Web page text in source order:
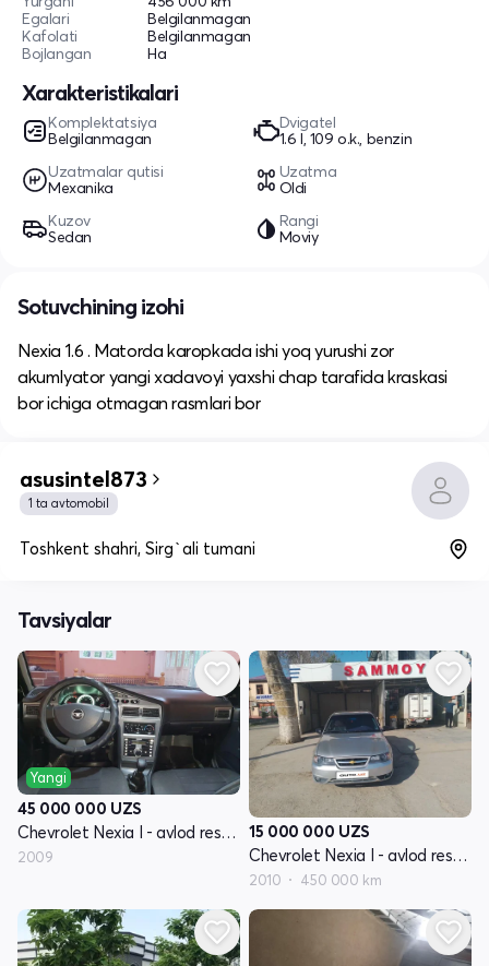
Egalari
Belgilanmagan
Kafolati
Belgilanmagan
Bojlangan
Ha
Xarakteristikalari
Komplektatsiya
Belgilanmagan
Dvigatel
1.6 l, 109 o.k., benzin
Uzatmalar qutisi
Mexanika
Uzatma
Oldi
Kuzov
Sedan
Rangi
Moviy
Sotuvchining izohi
Nexia 1.6 . Matorda karopkada ishi yoq yurushi zor
akumlyator yangi xadavoyi yaxshi chap tarafida kraskasi
bor ichiga otmagan rasmlari bor
asusintel873
1 ta avtomobil
Toshkent shahri, Sirg`ali tumani
Tavsiyalar
Yangi
45 000 000 UZS
Chevrolet Nexia I - avlod restayling
2009
15 000 000 UZS
Chevrolet Nexia I - avlod restayling
2010 450 000 km